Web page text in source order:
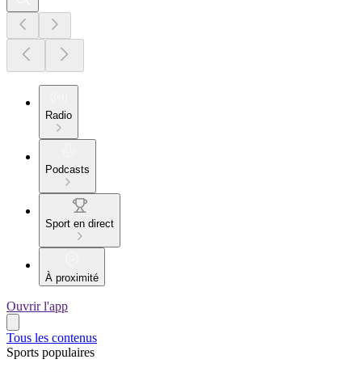
Radio
Podcasts
Sport en direct
À proximité
Ouvrir l'app
Tous les contenus
Sports populaires